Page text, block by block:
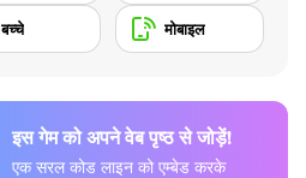
बच्चे मोबाइल
इस गेम को अपने वेब पृष्ठ से जोड़ें!
एक सरल कोड लाइन को एम्बेड करके